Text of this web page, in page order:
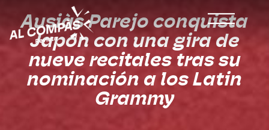
Ausiàs Parejo conquista
Japón con una gira de
nueve recitales tras su
nominación a los Latin
Grammy